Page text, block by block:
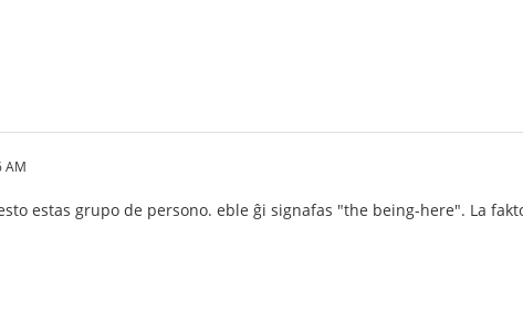
AM
estas grupo de persono. eble ĝi signafas "the being-here". La